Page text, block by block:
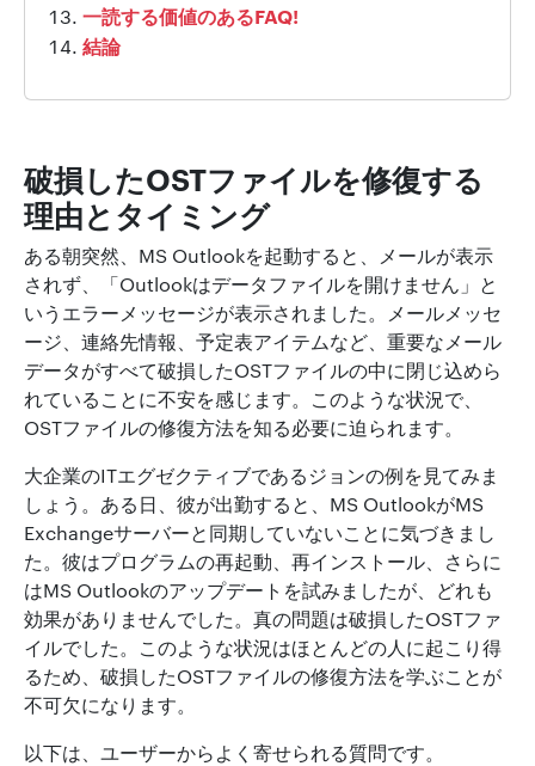
一読する価値のあるFAQ!
結論
破損したOSTファイルを修復する
理由とタイミング
ある朝突然、MS Outlookを起動すると、メールが表示
されず、「Outlookはデータファイルを開けません」と
いうエラーメッセージが表示されました。メールメッセ
ージ、連絡先情報、予定表アイテムなど、重要なメール
データがすべて破損したOSTファイルの中に閉じ込めら
れていることに不安を感じます。このような状況で、
OSTファイルの修復方法を知る必要に迫られます。
大企業のITエグゼクティブであるジョンの例を見てみま
しょう。ある日、彼が出勤すると、MS OutlookがMS
Exchangeサーバーと同期していないことに気づきまし
た。彼はプログラムの再起動、再インストール、さらに
はMS Outlookのアップデートを試みましたが、どれも
効果がありませんでした。真の問題は破損したOSTファ
イルでした。このような状況はほとんどの人に起こり得
るため、破損したOSTファイルの修復方法を学ぶことが
不可欠になります。
以下は、ユーザーからよく寄せられる質問です。